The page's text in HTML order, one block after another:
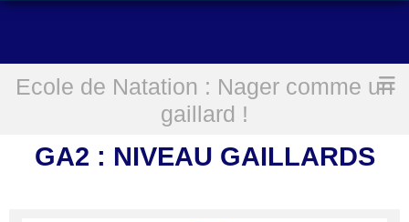
Ecole de Natation : Nager comme un
gaillard !
Accueil GA2 : Niveau Gaillards
GA2 : NIVEAU GAILLARDS